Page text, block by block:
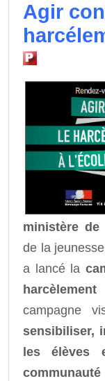
Agir
ministère de
de la
a lancé la
campagne
sensibiliser,
les élèves